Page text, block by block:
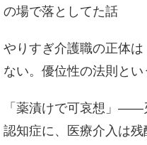
の場で落としてた話
やりすぎ介護職の正体は
ない。優位性の法則とい
「薬漬けで可哀想」——
認知症に、医療介入は残